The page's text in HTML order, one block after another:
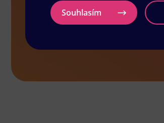
Letáky
Souhlasím